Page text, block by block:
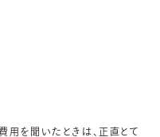
用を聞いたときは、正直とて